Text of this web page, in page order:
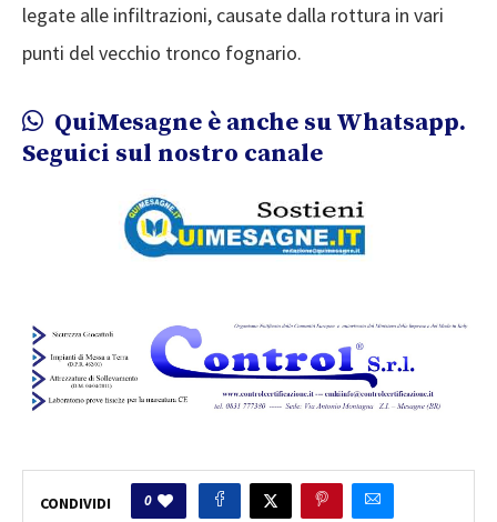
legate alle infiltrazioni, causate dalla rottura in vari
punti del vecchio tronco fognario.
QuiMesagne è anche su Whatsapp.
Seguici sul nostro canale
CONDIVIDI 0